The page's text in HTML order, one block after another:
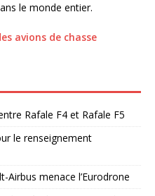
le monde entier.
avions de chasse
Rafale F4 et Rafale F5
le renseignement
Airbus menace l’Eurodrone